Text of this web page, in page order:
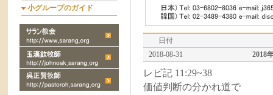
小グループのガイド
日付
2018-08-31
2018
レビ記 11:29~38
価値判断の分かれ道で